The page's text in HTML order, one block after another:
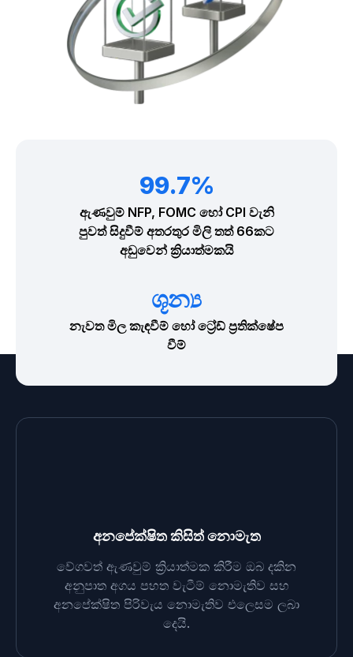
99.7%
ඇණවුම් NFP, FOMC හෝ CPI වැනි
පුවත් සිදුවීම් අතරතුර මිලි තත් 66කට
අඩුවෙන් ක්‍රියාත්මකයි
ශූන්‍ය
නැවත මිල කැඳවීම් හෝ ට්‍රේඩ් ප්‍රතික්ෂේප
වීම්
අනපේක්ෂිත කිසිත් නොමැත
වේගවත් ඇණවුම් ක්‍රියාත්මක කිරීම ඔබ දකින
අනුපාත අගය පහත වැටීම් නොමැතිව සහ
අනපේක්ෂිත පිරිවැය නොමැතිව එලෙසම ලබා
දෙයි.